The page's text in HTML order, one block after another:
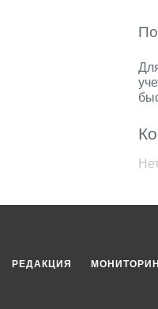
РЕДАКЦИЯ